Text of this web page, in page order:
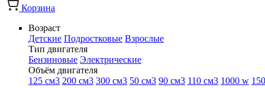
Корзина
Возраст
Детские Подростковые Взрослые
Тип двигателя
Бензиновые Электрические
Объём двигателя
125 см3 200 см3 300 см3 50 см3 90 см3 110 см3 1000 w